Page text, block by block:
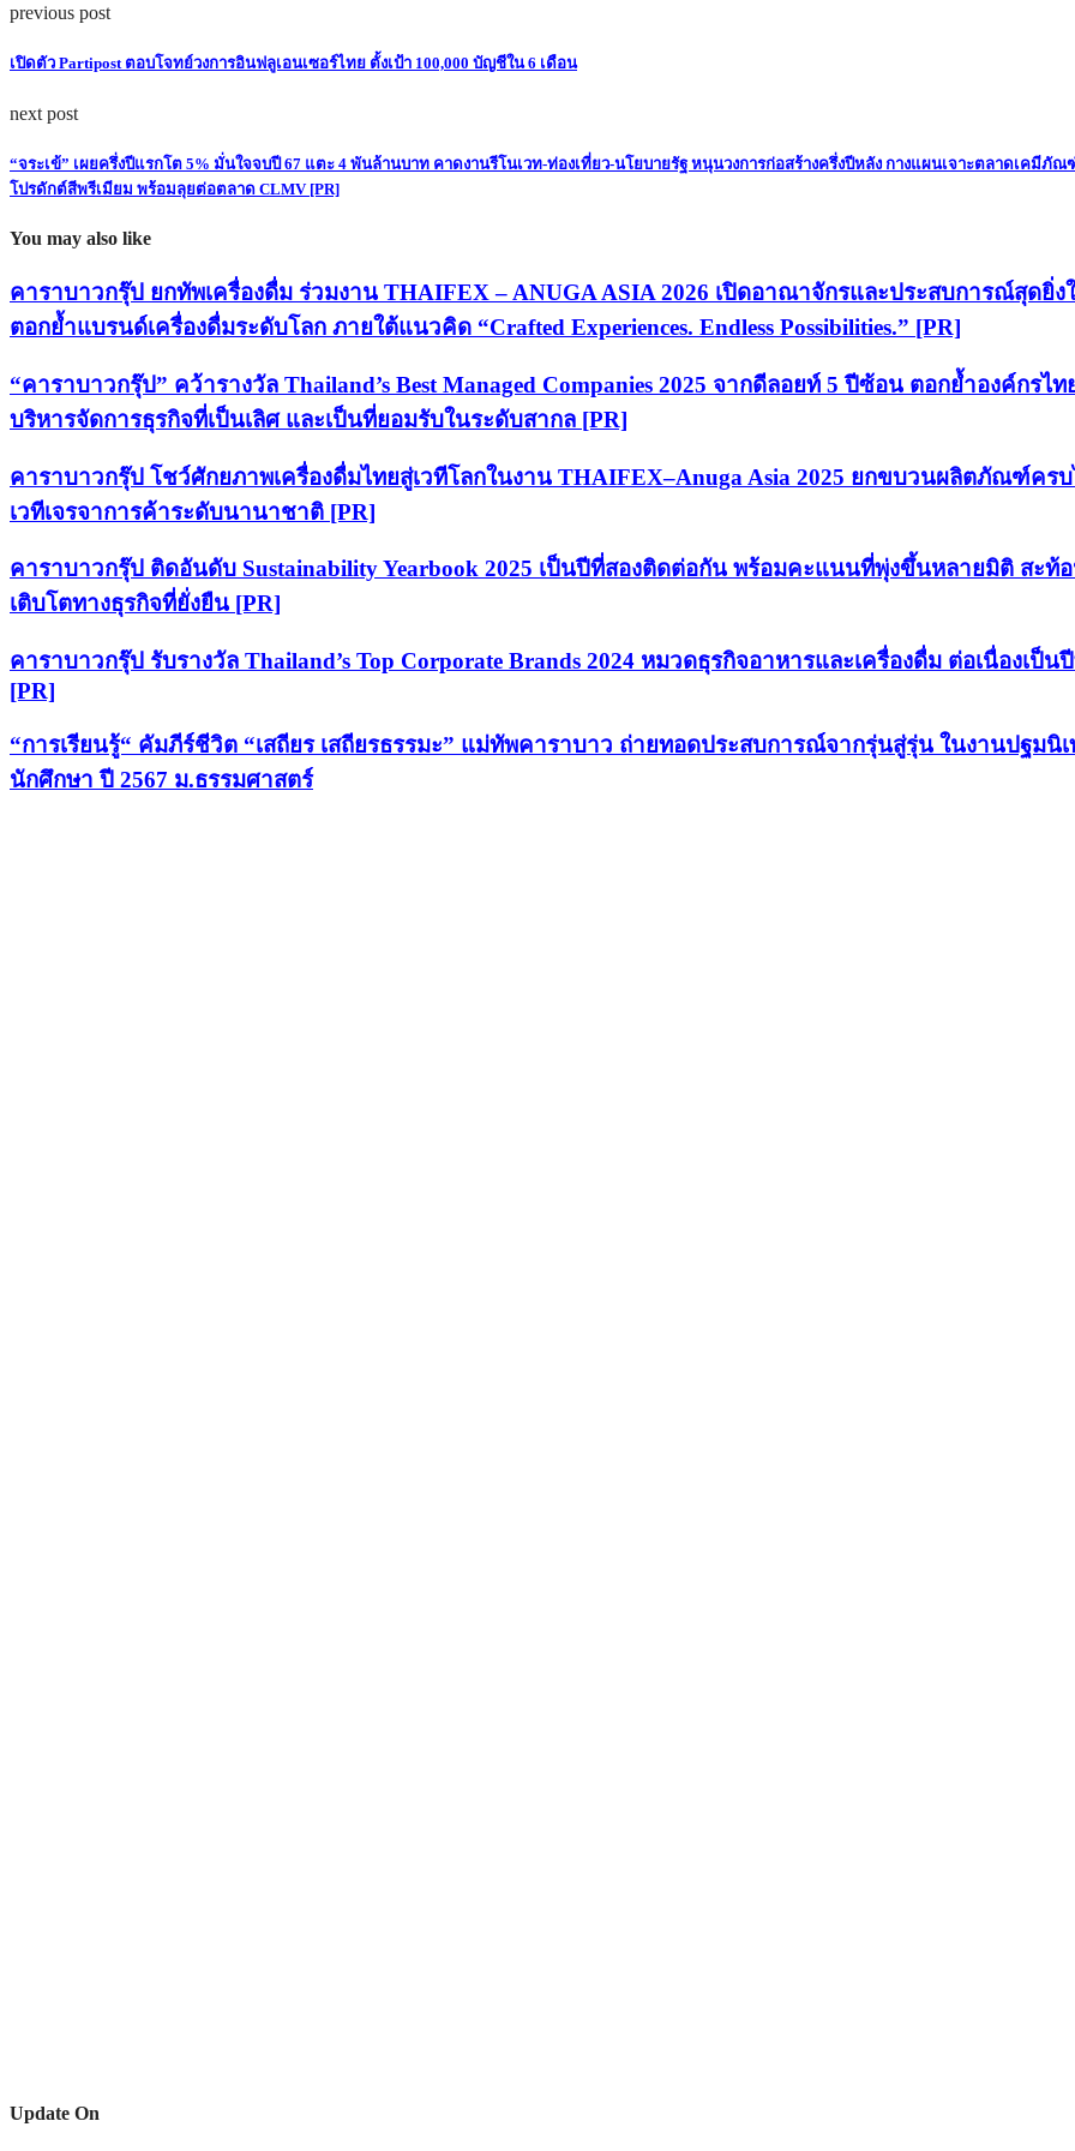
previous post
เปิดตัว Partipost ตอบโจทย์วงการอินฟลูเอนเซอร์ไทย ตั้งเป้า 100,000 บัญชีใน 6 เดือน
next post
“จระเข้” เผยครึ่งปีแรกโต 5% มั่นใจจบปี 67 แตะ 4 พันล้านบาท คาดงานรีโนเวท-ท่องเที่ยว-นโยบายรัฐ หนุนวงการก่อสร้างครึ่งปีหลัง กางแผนเจาะตลาดเคมีภัณ
โปรดักต์สีพรีเมียม พร้อมลุยต่อตลาด CLMV [PR]
You may also like
คาราบาวกรุ๊ป ยกทัพเครื่องดื่ม ร่วมงาน THAIFEX – ANUGA ASIA 2026 เปิดอาณาจักรและประสบการณ์สุดยิ่ง
ตอกย้ำแบรนด์เครื่องดื่มระดับโลก ภายใต้แนวคิด “Crafted Experiences. Endless Possibilities.” [PR]
“คาราบาวกรุ๊ป” คว้ารางวัล Thailand’s Best Managed Companies 2025 จากดีลอยท์ 5 ปีซ้อน ตอกย้ำองค์กรไท
บริหารจัดการธุรกิจที่เป็นเลิศ และเป็นที่ยอมรับในระดับสากล [PR]
คาราบาวกรุ๊ป โชว์ศักยภาพเครื่องดื่มไทยสู่เวทีโลกในงาน THAIFEX–Anuga Asia 2025 ยกขบวนผลิตภัณฑ์คร
เวทีเจรจาการค้าระดับนานาชาติ [PR]
คาราบาวกรุ๊ป ติดอันดับ Sustainability Yearbook 2025 เป็นปีที่สองติดต่อกัน พร้อมคะแนนที่พุ่งขึ้นหลายมิติ สะท้
เติบโตทางธุรกิจที่ยั่งยืน [PR]
คาราบาวกรุ๊ป รับรางวัล Thailand’s Top Corporate Brands 2024 หมวดธุรกิจอาหารและเครื่องดื่ม ต่อเนื่องเป็น
[PR]
“การเรียนรู้“ คัมภีร์ชีวิต “เสถียร เสถียรธรรมะ” แม่ทัพคาราบาว ถ่ายทอดประสบการณ์จากรุ่นสู่รุ่น ในงานปฐมนิ
นักศึกษา ปี 2567 ม.ธรรมศาสตร์
Update On